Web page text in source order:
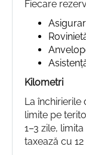
Fiecare
Kilometri
La închirierile
limite pe
1–3 zile,
taxează cu